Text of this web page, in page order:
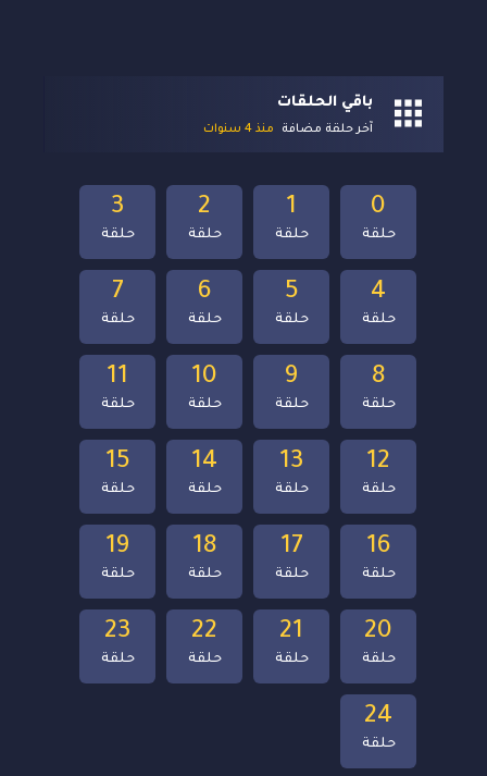
باقي الحلقات
آخر حلقة مضافة منذ 4 سنوات
24
حلقة
23
حلقة
22
حلقة
21
حلقة
20
حلقة
19
حلقة
18
حلقة
17
حلقة
16
حلقة
15
حلقة
14
حلقة
13
حلقة
12
حلقة
11
حلقة
10
حلقة
9
حلقة
8
حلقة
7
حلقة
6
حلقة
5
حلقة
4
حلقة
3
حلقة
2
حلقة
1
حلقة
0
حلقة